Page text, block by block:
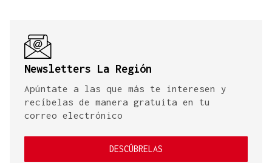
Newsletters La Región
Apúntate a las que más te interesen y
recíbelas de manera gratuita en tu
correo electrónico
DESCÚBRELAS